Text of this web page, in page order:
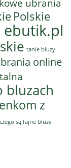
ubrania
Polskie
ebutik.pl
tanie bluzy
online
bluzach
z
są fajne bluzy